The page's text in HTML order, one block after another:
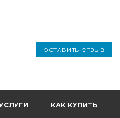
ОСТАВИТЬ ОТЗЫВ
КАК КУПИТЬ